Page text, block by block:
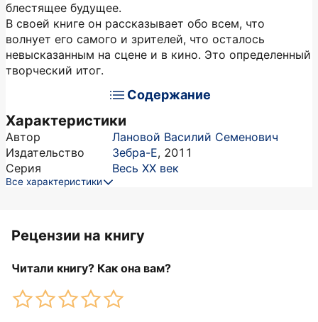
блестящее будущее.
В своей книге он рассказывает обо всем, что
волнует его самого и зрителей, что осталось
невысказанным на сцене и в кино. Это определенный
творческий итог.
Содержание
Характеристики
Автор
Лановой Василий Семенович
Издательство
Зебра-Е, 2011
Серия
Весь ХХ век
Все характеристики
Рецензии на книгу
Читали книгу? Как она вам?